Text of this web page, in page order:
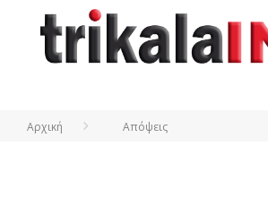
Αρχική Απόψεις